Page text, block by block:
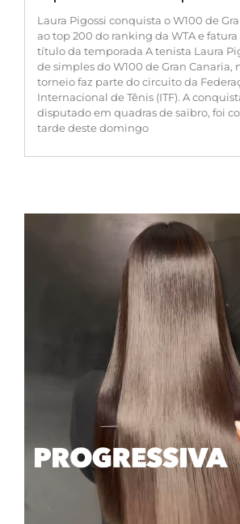
Laura Pigossi conquista o W100 de
ao top 200 do ranking da WTA e
título da temporada A tenista Laura
de simples do W100 de Gran Canaria,
torneio faz parte do circuito da
Internacional de Tênis (ITF). A
disputado em quadras de saibro, foi
tarde deste domingo